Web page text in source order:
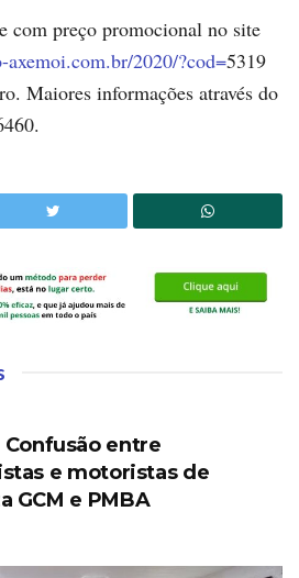
com preço promocional no site
2020/?cod=5319
Maiores informações através do
Confusão entre
e motoristas de
GCM e PMBA